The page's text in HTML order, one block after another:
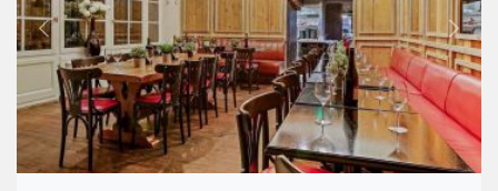
Précédent
Suivant